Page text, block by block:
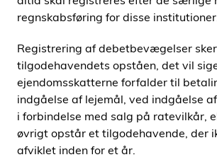
regnskabsføring for disse
Registrering af debetbevægelser
tilgodehavendets opståen, det vil
ejendomsskatterne forfalder til
indgåelse af lejemål, ved indgåelse
i forbindelse med salg på ratevilkår,
øvrigt opstår et tilgodehavende, der
afviklet inden for et år.